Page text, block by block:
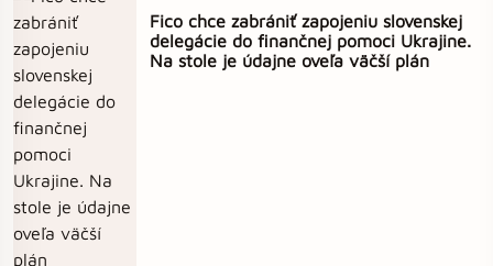
Fico chce zabrániť zapojeniu slovenskej
delegácie do finančnej pomoci Ukrajine.
Na stole je údajne oveľa väčší plán